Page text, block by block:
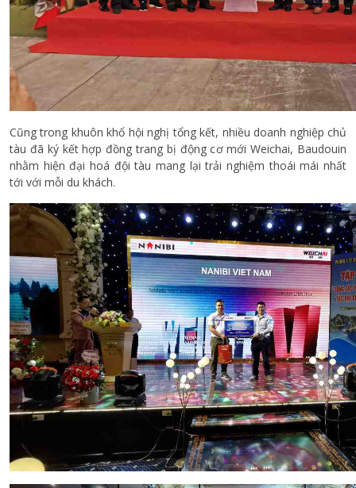
Cũng trong khuôn khổ hội nghị tổng kết, nhiều doanh nghiệp chủ
tàu đã ký kết hợp đồng trang bị động cơ mới Weichai, Baudouin
nhằm hiện đại hoá đội tàu mang lại trải nghiệm thoái mái nhất
tới với mỗi du khách.